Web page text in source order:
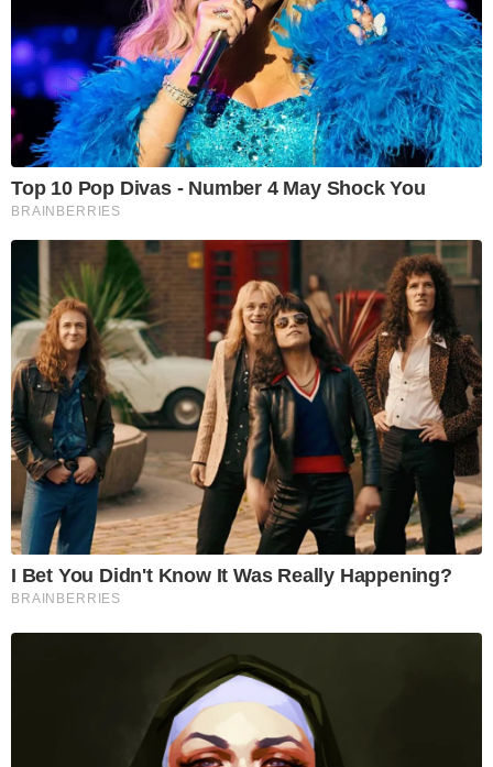
Top 10 Pop Divas - Number 4 May Shock You
BRAINBERRIES
I Bet You Didn't Know It Was Really Happening?
BRAINBERRIES